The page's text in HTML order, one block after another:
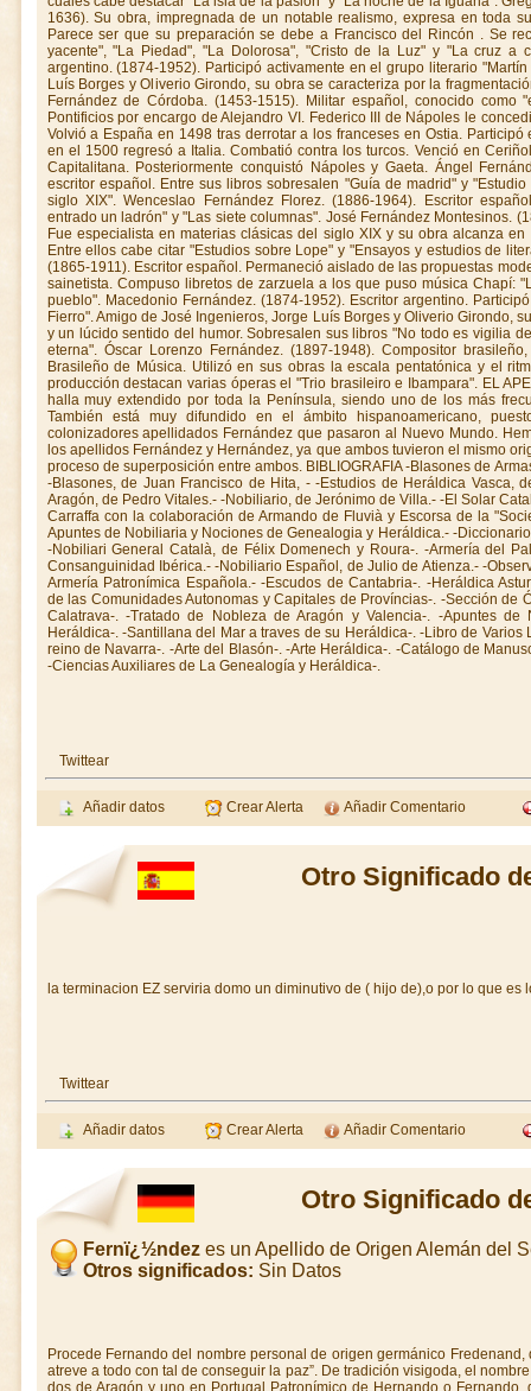
Twittear
Añadir datos Crear Alerta Añadir Comentario
Otro Significado
la terminacion EZ serviria domo un diminutivo de ( hijo de),o por lo que es
Twittear
Añadir datos Crear Alerta Añadir Comentario
Otro Significado
Fernï¿½ndezes un Apellido de Origen Alemán del
Otros significados: Sin Datos
Procede Fernando del nombre personal de origen germánico Fredenand,
atreve a todo con tal de conseguir la paz”. De tradición visigoda, el
dos de Aragón y uno en Portugal Patronímico de Hernando o